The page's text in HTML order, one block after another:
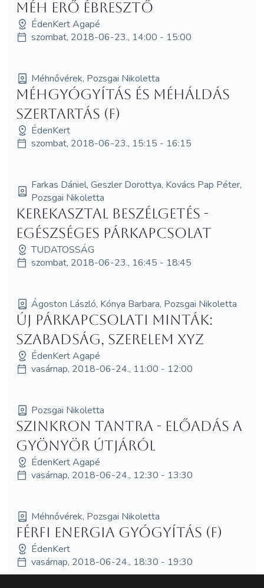
Méh Erő Ébresztő
ÉdenKert Agapé
szombat, 2018-06-23., 14:00 - 15:00
Méhnővérek, Pozsgai Nikoletta
Méhgyógyítás és MéhÁldás
szertartás (F)
ÉdenKert
szombat, 2018-06-23., 15:15 - 16:15
Farkas Dániel, Geszler Dorottya, Kovács Pap Péter,
Pozsgai Nikoletta
Kerekasztal beszélgetés -
Egészséges párkapcsolat
TUDATOSSÁG
szombat, 2018-06-23., 16:45 - 18:45
Ágoston László, Kónya Barbara, Pozsgai Nikoletta
Új Párkapcsolati Minták:
Szabadság, Szerelem XYZ
ÉdenKert Agapé
vasárnap, 2018-06-24., 11:00 - 12:00
Pozsgai Nikoletta
Szinkron Tantra - előadás a
gyönyör útjáról
ÉdenKert Agapé
vasárnap, 2018-06-24., 12:30 - 13:30
Méhnővérek, Pozsgai Nikoletta
Férfi Energia Gyógyítás (F)
ÉdenKert
vasárnap, 2018-06-24., 18:30 - 19:30